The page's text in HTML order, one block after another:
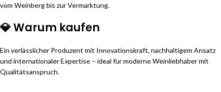
vom Weinberg bis zur Vermarktung.
💎 Warum kaufen
Ein verlässlicher Produzent mit Innovationskraft, nachhaltigem Ansatz
und internationaler Expertise – ideal für moderne Weinliebhaber mit
Qualitätsanspruch.